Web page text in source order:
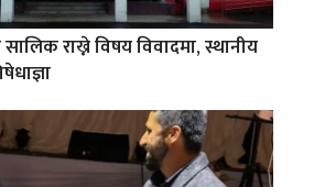
राख्ने विषय विवादमा, स्थानीय